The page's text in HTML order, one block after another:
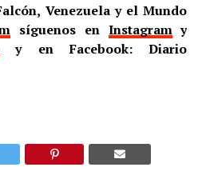
Venezuela y el Mundo
síguenos en Instagramy
y en Facebook: Diario